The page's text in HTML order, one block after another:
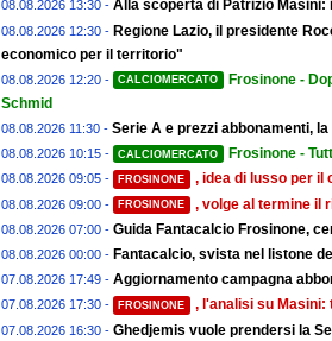
08.08.2026 13:30 - Alla scoperta di Patrizio
08.08.2026 12:30 - Regione Lazio, il presidente
economico per il territorio"
08.08.2026 12:20 - CALCIOMERCATO
Frosinone -
Schmid
08.08.2026 11:30 - Serie A e prezzi abbonamenti,
08.08.2026 10:15 - CALCIOMERCATO Frosinone -
08.08.2026 09:05 - FROSINONE , idea di lusso per
08.08.2026 09:00 - FROSINONE , volge al termine il
08.08.2026 07:00 - Guida Fantacalcio Frosinone,
08.08.2026 00:00 - Fantacalcio, svista nel listone
07.08.2026 17:49 - Aggiornamento campagna
07.08.2026 17:30 - FROSINONE , l'analisi su Masini:
07.08.2026 16:30 - Ghedjemis vuole prendersi la